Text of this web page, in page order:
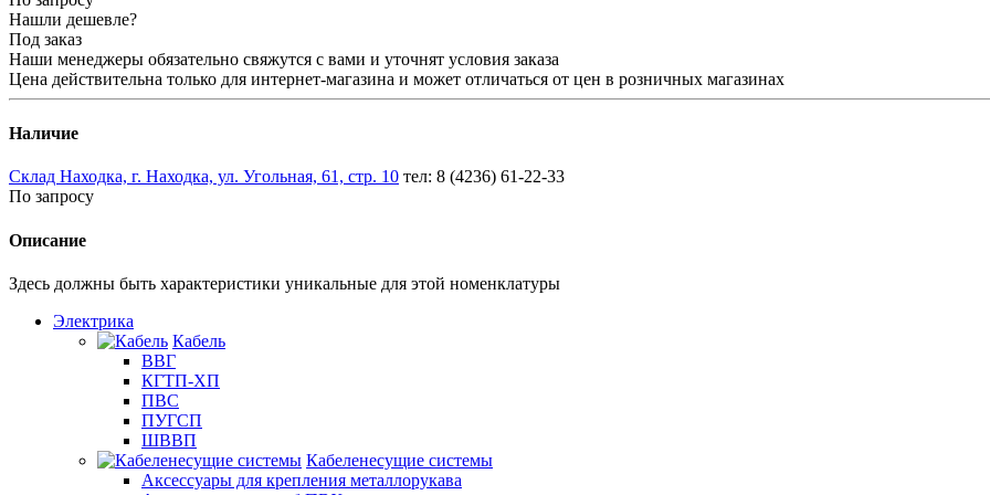
Нашли дешевле?
Под заказ
Наши менеджеры обязательно свяжутся с вами и уточнят условия заказа
Цена действительна только для интернет-магазина и может отличаться от цен в розничных магазинах
Наличие
Склад Находка, г. Находка, ул. Угольная, 61, стр. 10 тел: 8 (4236) 61-22-33
По запросу
Описание
Здесь должны быть характеристики уникальные для этой номенклатуры
Электрика
Кабель
ВВГ
КГТП-ХП
ПВС
ПУГСП
ШВВП
Кабеленесущие системы
Аксессуары для крепления металлорукава